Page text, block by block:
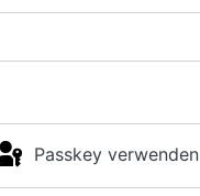
Passkey verwenden